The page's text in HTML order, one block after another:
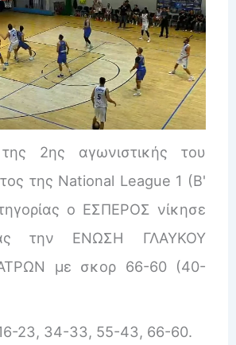
2ης αγωνιστικής του
της National League 1 (Β'
ο ΕΣΠΕΡΟΣ νίκησε
την ΕΝΩΣΗ ΓΛΑΥΚΟΥ
με σκορ 66-60 (40-
23, 34-33, 55-43, 66-60.